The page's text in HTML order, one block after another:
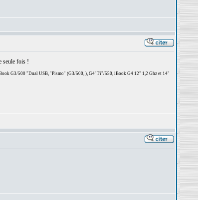
seule fois !
G3/500 "Dual USB, "Pismo" (G3/500, ), G4"Ti"/550, iBook G4 12" 1,2 Ghz et 14"